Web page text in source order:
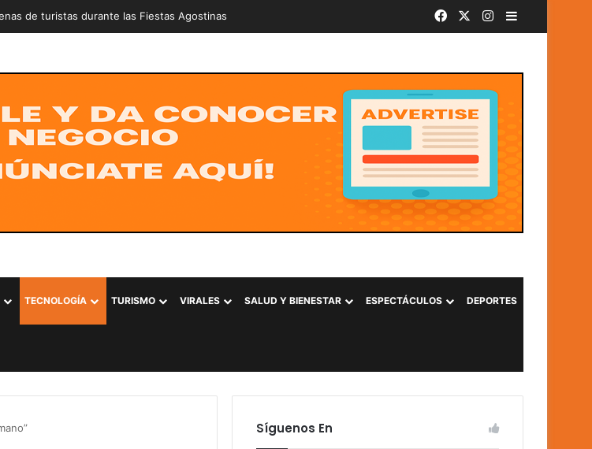
victoria en karate de Santo Domingo 2026 FacebookInstagram
Barra lateral
TECNOLOGÍA TURISMO VIRALES SALUD Y BIENESTAR ESPECTÁCULOS DEPORTES
Síguenos En